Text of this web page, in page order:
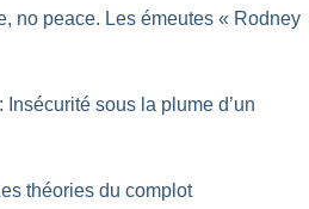
no peace. Les émeutes « Rodney
Insécurité sous la plume d’un
théories du complot